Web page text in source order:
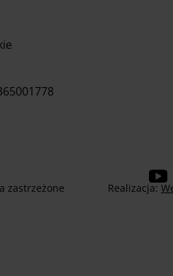
zastrzeżone Realizacja: